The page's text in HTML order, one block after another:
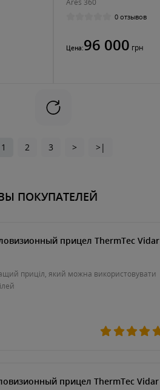
0 отзывов
Цена:96 000 грн
1 2 3 > >|
ПОКУПАТЕЛЕЙ
прицел ThermTec Vidar
приціл, який можна використовувати
прицел ThermTec Vidar